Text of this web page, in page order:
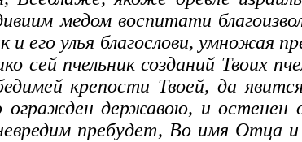
медом воспитати
его улья благослови, умножая
пчельник созданий Твоих
крепости Твоей, да
огражден державою, и остенен
пребудет, Во имя Отца